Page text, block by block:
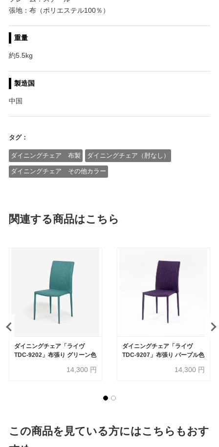
張地：布（ポリエステル100％）
重量
約5.5kg
製造国
中国
タグ：
ダイニングチェア 布製 ダイニングチェア（肘なし）
ダイニングチェア その他カラー
関連する商品はこちら
ダイニングチェア「ライヴ
TDC-9202」布張り グリーン色
14,300 円
ダイニングチェア「ライヴ
TDC-9207」布張り パープル色
14,300 円
この商品を見ている方にはこちらもおす